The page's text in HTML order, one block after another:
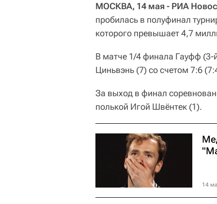
МОСКВА, 14 мая - РИА
пробилась в полуфинал
которого превышает 4,7
В матче 1/4 финала Гауфф (3-
Циньвэнь (7) со счетом 7:6
За выход в финал
полькой Игой Швёнтек (1).
14